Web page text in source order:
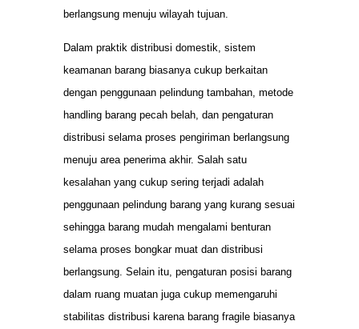
berlangsung menuju wilayah tujuan.
Dalam praktik distribusi domestik, sistem
keamanan barang biasanya cukup berkaitan
dengan penggunaan pelindung tambahan, metode
handling barang pecah belah, dan pengaturan
distribusi selama proses pengiriman berlangsung
menuju area penerima akhir. Salah satu
kesalahan yang cukup sering terjadi adalah
penggunaan pelindung barang yang kurang sesuai
sehingga barang mudah mengalami benturan
selama proses bongkar muat dan distribusi
berlangsung. Selain itu, pengaturan posisi barang
dalam ruang muatan juga cukup memengaruhi
stabilitas distribusi karena barang fragile biasanya